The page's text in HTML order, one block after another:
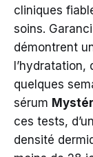
cliniques
soins.
démontrent
quelques
sérum
ces tests,
densité